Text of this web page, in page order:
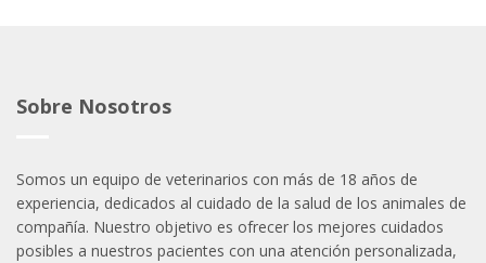
Sobre Nosotros
Somos un equipo de veterinarios con más de 18 años de
experiencia, dedicados al cuidado de la salud de los animales de
compañía. Nuestro objetivo es ofrecer los mejores cuidados
posibles a nuestros pacientes con una atención personalizada,